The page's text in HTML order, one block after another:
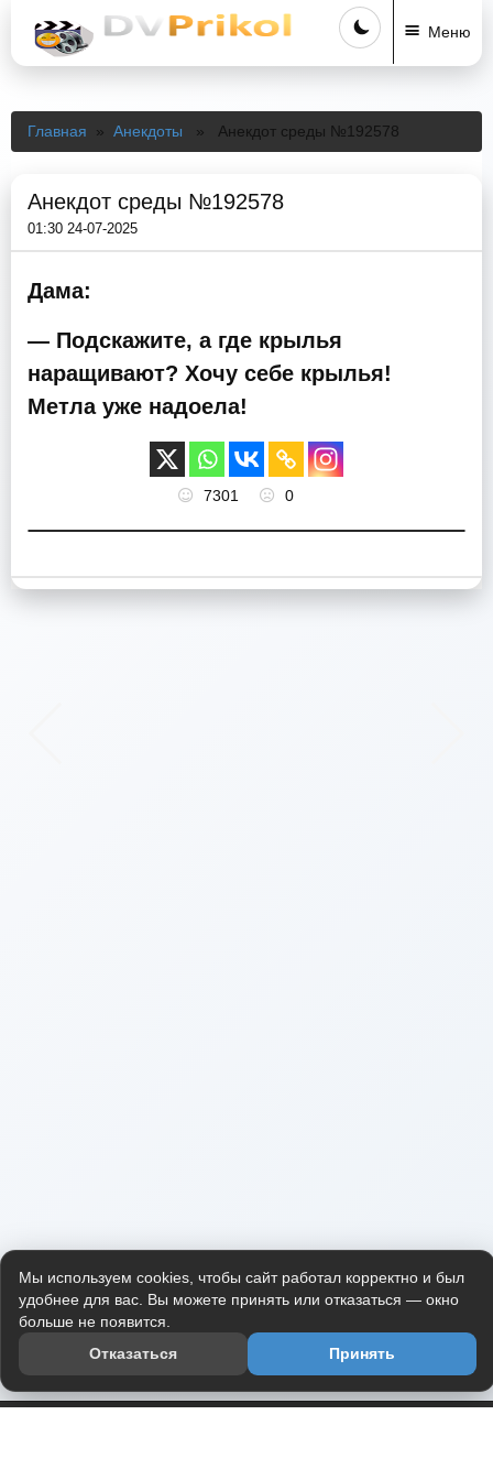
Меню
Главная » Анекдоты » Анекдот среды №192578
Анекдот среды №192578
01:30 24-07-2025
Дама:
— Подскажите, а где крылья
наращивают? Хочу себе крылья!
Метла уже надоела!
7301 0
Мы используем cookies, чтобы сайт работал корректно и был
удобнее для вас. Вы можете принять или отказаться — окно
больше не появится.
Отказаться
Принять